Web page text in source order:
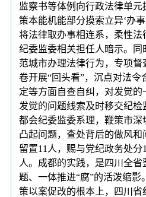
监察书等体例向行政法律单
策本能机能部分摸索立异‘办事
将法律取办事相连系，柔性法
纪委监委相关担任人暗示。
范城市办理法律行为，专项督
卷开展“回头看”，沉点对法令
定等方面自查自纠，对发觉
发觉的问题线索及时移交纪
都会纪委监委系理，鞭策市
凸起问题，查处背后的做风和
留置11人，赐与党纪政务处分
人。成都的实践，是四川全
题、一体推进“腐”的活泼缩影
策以案促改的根本上，四川